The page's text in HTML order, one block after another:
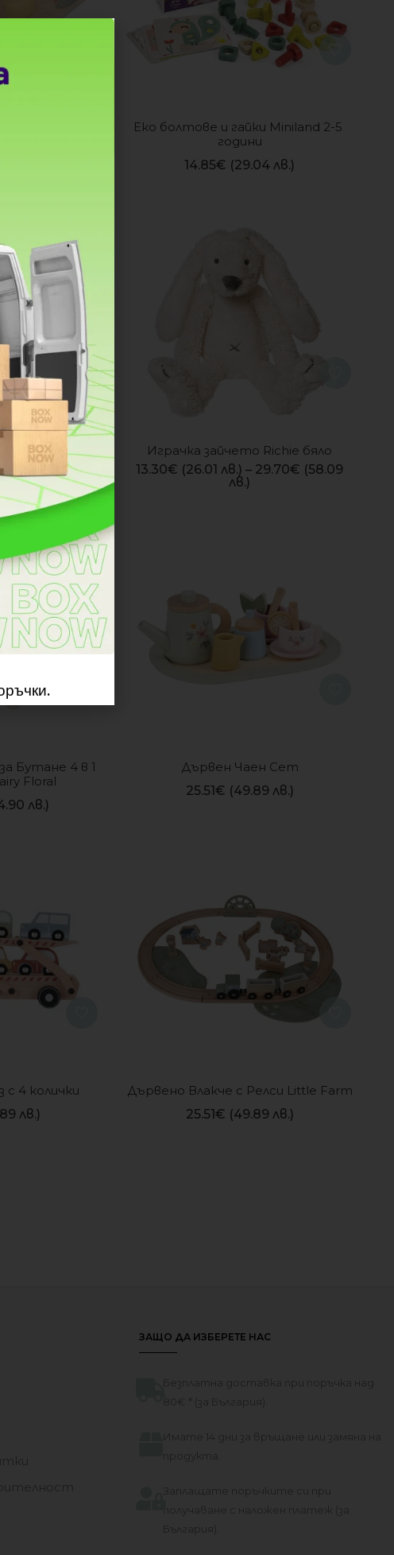
Еко болтове и гайки Miniland 2-5
години
14.85€ (29.04 лв.)
Sophia
лв.)
Играчка зайчето Richie бяло
13.30€ (26.01 лв.)– 29.70€ (58.09
лв.)
Бутане 4 в 1
Floral
лв.)
Дървен Чаен Сет
25.51€ (49.89 лв.)
4 колички
лв.)
Дървено Влакче с Релси Little Farm
25.51€ (49.89 лв.)